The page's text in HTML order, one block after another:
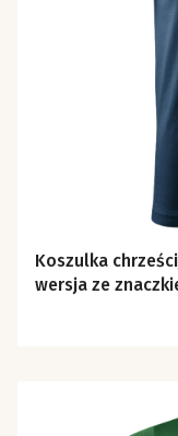
Koszulka
wersja ze